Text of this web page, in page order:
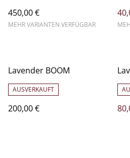
450,00 €
MEHR VARIANTEN VERFÜGBAR
Lavender BOOM
AUSVERKAUFT
200,00 €